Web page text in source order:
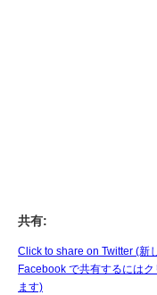
共有:
Click to share on Twitter (新
Facebook で共有するには
ます)